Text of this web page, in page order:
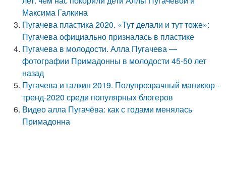
Максима Галкина
Пугачева пластика 2020. «Тут делали и тут тоже»:
Пугачева официально призналась в пластике
Пугачева в молодости. Алла Пугачева —
фотографии Примадонны в молодости 45-50 лет
назад
Пугачева и галкин 2019. Полупрозрачный маникюр -
тренд-2020 среди популярных блогеров
Видео алла Пугачёва: как с годами менялась
Примадонна